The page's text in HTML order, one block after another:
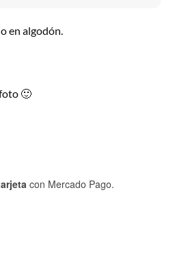
en algodón.
🙂
con Mercado Pago.